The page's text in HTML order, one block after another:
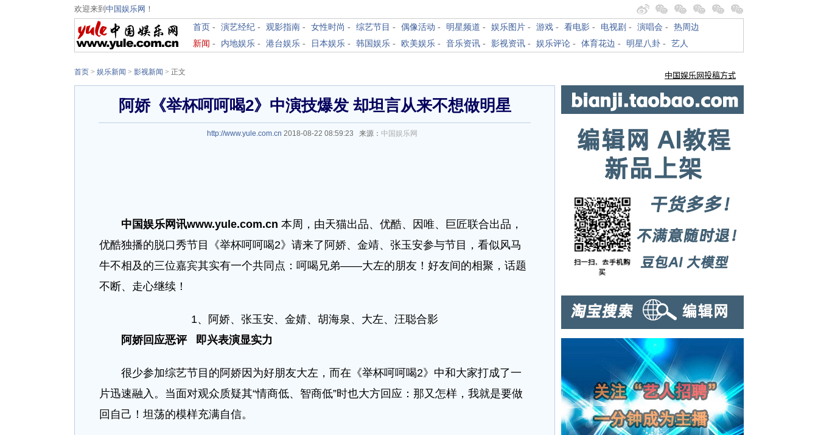
欢迎来到 中国娱乐网 ！
首页 - 演艺经纪 - 观影指南 - 女性时尚 - 综艺节目 - 偶像活动 - 明星频道 - 娱乐图片 - 游戏 - 看电影 - 电视剧 - 演唱会 - 热周边
新闻 - 内地娱乐 - 港台娱乐 - 日本娱乐 - 韩国娱乐 - 欧美娱乐 - 音乐资讯 - 影视资讯 - 娱乐评论 - 体育花边 - 明星八卦 - 艺人
首页 > 娱乐新闻 > 影视新闻 > 正文
阿娇《举杯呵呵喝2》中演技爆发 却坦言从来不想做明星
http://www.yule.com.cn 2018-08-22 08:59:23 来源： 中国娱乐网
中国娱乐网讯www.yule.com.cn 本周，由天猫出品、优酷、因唯、巨匠联合出品，
优酷独播的脱口秀节目《举杯呵呵喝2》请来了阿娇、金靖、张玉安参与节目，看似风马
牛不相及的三位嘉宾其实有一个共同点：呵喝兄弟——大左的朋友！好友间的相聚，话题
不断、走心继续！
1、阿娇、张玉安、金婧、胡海泉、大左、汪聪合影
阿娇回应恶评 即兴表演显实力
很少参加综艺节目的阿娇因为好朋友大左，而在《举杯呵呵喝2》中和大家打成了一
片迅速融入。当面对观众质疑其“情商低、智商低”时也大方回应：那又怎样，我就是要做
回自己！坦荡的模样充满自信。